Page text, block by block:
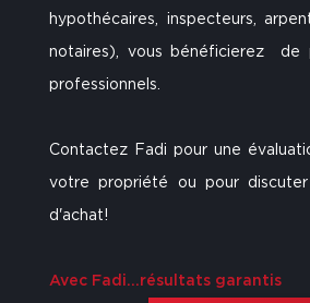
hypothécaires, inspecteurs,
notaires), vous bénéficierez de
professionnels.
Contactez Fadi pour une
votre propriété ou pour
d'achat!
Avec Fadi...résultats garantis